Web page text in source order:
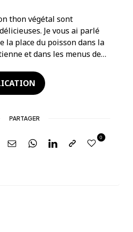
thon végétal sont
Je vous ai parlé
la place du poisson dans la
et dans les menus de…
PARTAGER
0